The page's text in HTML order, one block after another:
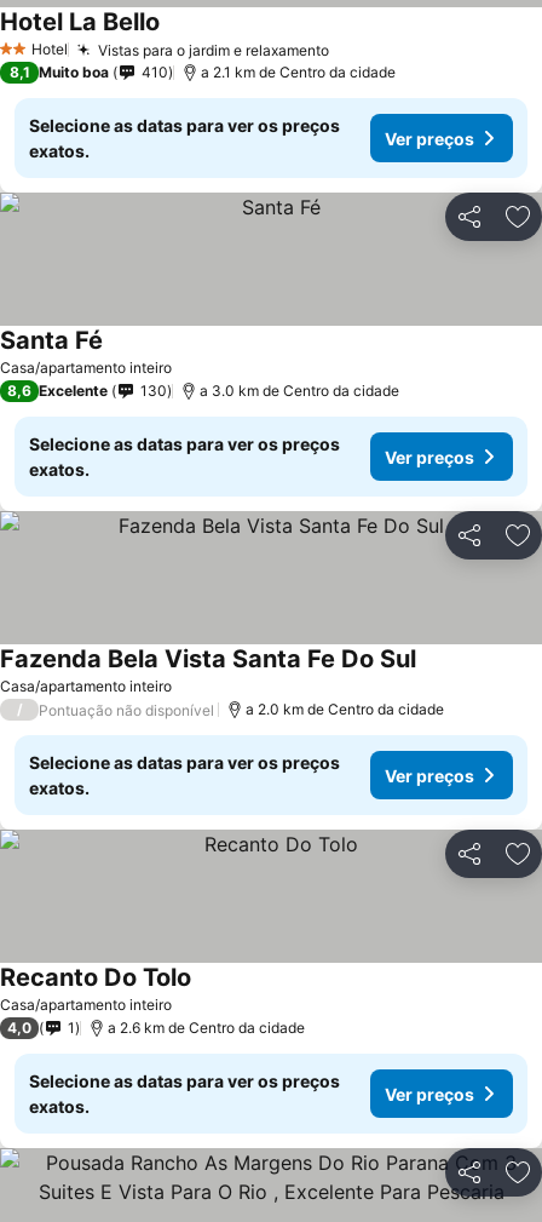
2 Estrelas
Hotel Vistas para o jardim e relaxamento
Hotel La Bello
8,1 Muito boa 410 a 2.1 km de Centro da cidade
Selecione as datas para ver os preços
exatos.
Ver preços
Partilhar
Casa/apartamento inteiro
Santa Fé
8,6 Excelente 130 a 3.0 km de Centro da cidade
Selecione as datas para ver os preços
exatos.
Ver preços
Partilhar
Casa/apartamento inteiro
Fazenda Bela Vista Santa Fe Do Sul
/ Pontuação não disponível a 2.0 km de Centro da cidade
Selecione as datas para ver os preços
exatos.
Ver preços
Partilhar
Casa/apartamento inteiro
Recanto Do Tolo
4,0 1 a 2.6 km de Centro da cidade
Selecione as datas para ver os preços
exatos.
Ver preços
Partilhar